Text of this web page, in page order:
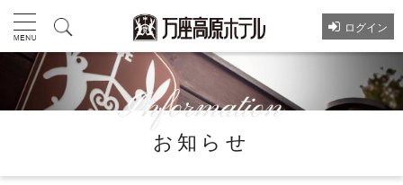
ログイン
お知らせ